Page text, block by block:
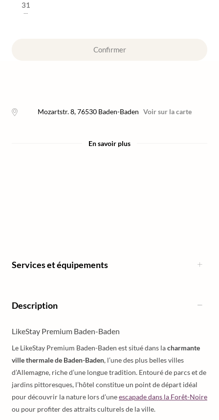
31
---
Confirmer
Mozartstr. 8,76530 Baden-Baden Voir sur la carte
En savoir plus
Services et équipements
Description
LikeStay Premium Baden-Baden
Le LikeStay Premium Baden-Baden est situé dans lacharmante
ville thermale de Baden-Baden, l’une des plus belles villes
d’Allemagne, riche d’une longue tradition. Entouré de parcs et de
jardins pittoresques, l’hôtel constitue un point de départ idéal
pour découvrir la nature lors d’uneescapade dans la Forêt-Noire
ou pour profiter des attraits culturels de la ville.